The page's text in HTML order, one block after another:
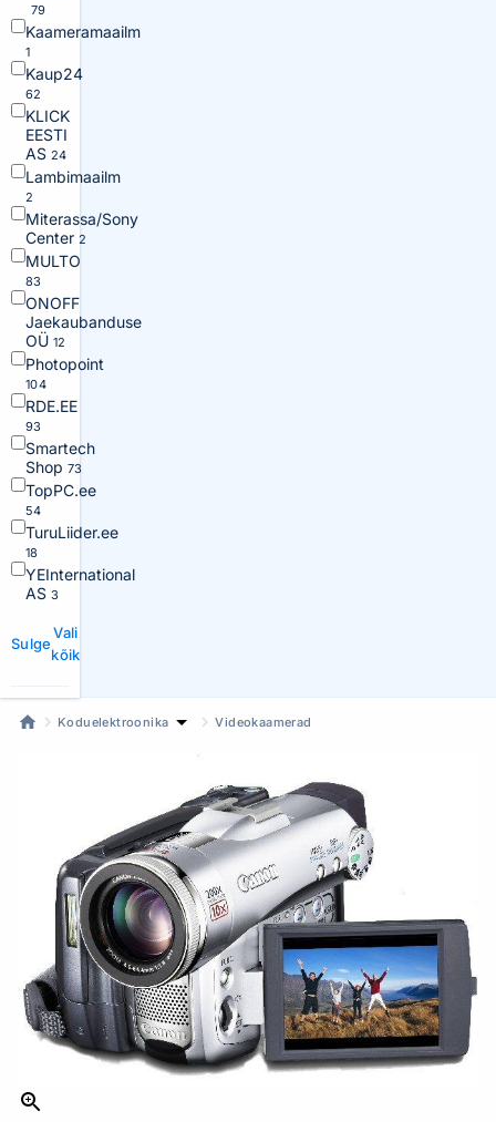
79
Kaameramaailm
1
Kaup24
62
KLICK
EESTI
AS 24
Lambimaailm
2
Miterassa/Sony
Center 2
MULTO
83
ONOFF
Jaekaubanduse
OÜ 12
Photopoint
104
RDE.EE
93
Smartech
Shop 73
TopPC.ee
54
TuruLiider.ee
18
YEInternational
AS 3
Sulge
Vali
kõik
Koduelektroonika Videokaamerad